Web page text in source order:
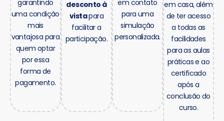
garantindo
uma condição
mais
vantajosa para
quem optar
por essa
forma de
pagamento.
desconto à
vistapara
facilitar a
participação.
em contato
para uma
simulação
personalizada.
em casa, além
de ter acesso
a todas as
facilidades
para as aulas
práticas e ao
certificado
após a
conclusão do
curso.